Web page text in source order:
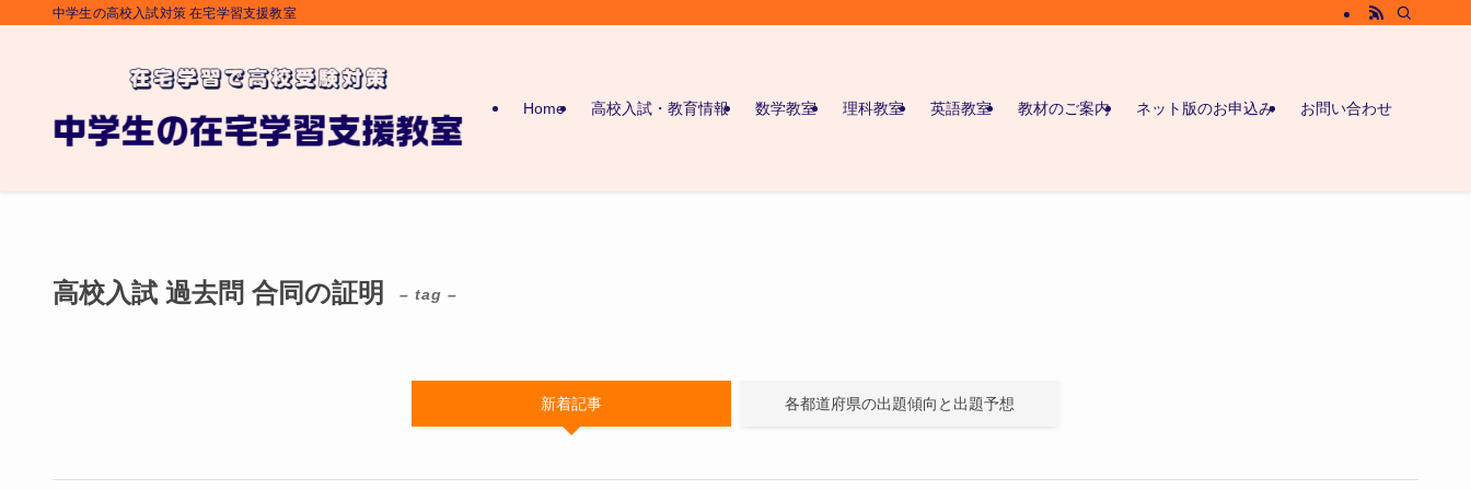
中学生の高校入試対策 在宅学習支援教室
Home 高校入試・教育情報 数学教室 理科教室 英語教室 教材のご案内 ネット版のお申込み お問い合わせ
高校入試 過去問 合同の証明 – tag –
新着記事 各都道府県の出題傾向と出題予想